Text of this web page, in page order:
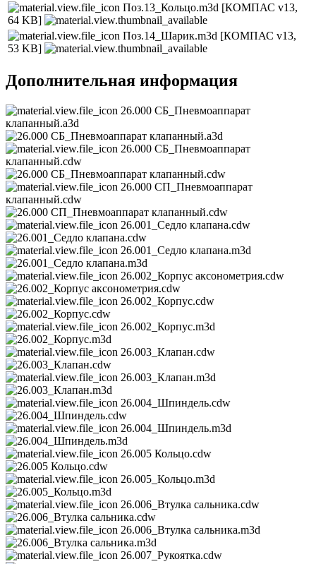
Поз.13_Кольцо.m3d [КОМПАС v13,
64 KB]
Поз.14_Шарик.m3d [КОМПАС v13,
53 KB]
Дополнительная информация
26.000 СБ_Пневмоаппарат
клапанный.a3d
26.000 СБ_Пневмоаппарат
клапанный.cdw
26.000 СП_Пневмоаппарат
клапанный.cdw
26.001_Седло клапана.cdw
26.001_Седло клапана.m3d
26.002_Корпус аксонометрия.cdw
26.002_Корпус.cdw
26.002_Корпус.m3d
26.003_Клапан.cdw
26.003_Клапан.m3d
26.004_Шпиндель.cdw
26.004_Шпиндель.m3d
26.005 Кольцо.cdw
26.005_Кольцо.m3d
26.006_Втулка сальника.cdw
26.006_Втулка сальника.m3d
26.007_Рукоятка.cdw